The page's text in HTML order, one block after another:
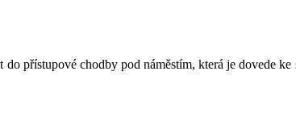
přístupové chodby pod náměstím, která je dovede ke